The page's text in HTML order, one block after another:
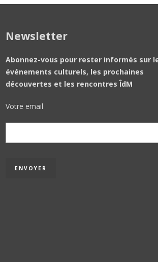
Newsletter
Abonnez-vous pour rester informés sur
événements culturels, les prochaines
découvertes et les rencontres ÎdM
Votre email